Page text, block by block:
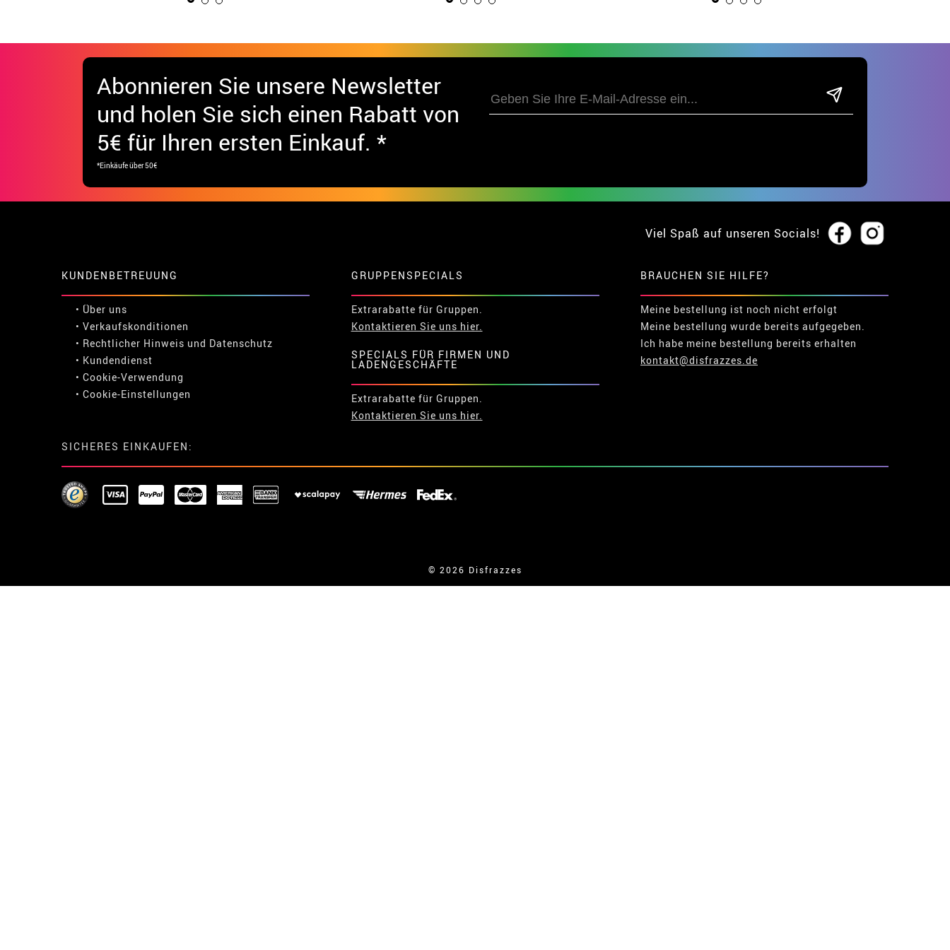
Abonnieren Sie unsere Newsletter
und holen Sie sich einen Rabatt von
5€ für Ihren ersten Einkauf. *
*Einkäufe über 50€
Viel Spaß auf unseren Socials!
KUNDENBETREUUNG
• Über uns
• Verkaufskonditionen
• Rechtlicher Hinweis und Datenschutz
• Kundendienst
• Cookie-Verwendung
• Cookie-Einstellungen
GRUPPENSPECIALS
Extrarabatte für Gruppen.
Kontaktieren Sie uns hier.
SPECIALS FÜR FIRMEN UND
LADENGESCHÄFTE
Extrarabatte für Gruppen.
Kontaktieren Sie uns hier.
BRAUCHEN SIE HILFE?
Meine bestellung ist noch nicht erfolgt
Meine bestellung wurde bereits aufgegeben.
Ich habe meine bestellung bereits erhalten
kontakt@disfrazzes.de
SICHERES EINKAUFEN:
© 2026 Disfrazzes